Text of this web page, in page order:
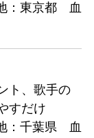
：東京都 血
ト、歌手の
すだけ
：千葉県 血